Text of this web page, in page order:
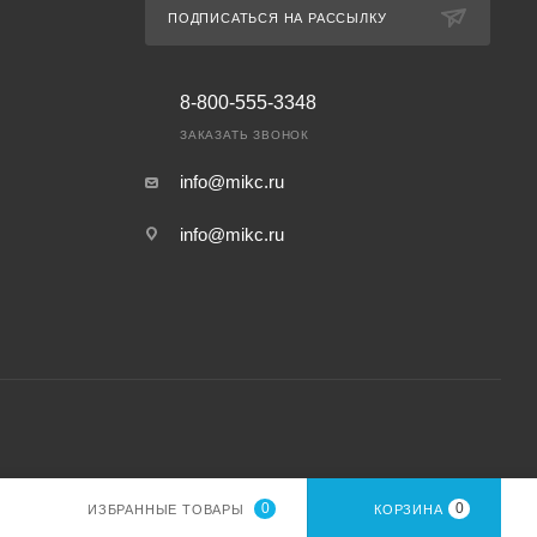
ПОДПИСАТЬСЯ НА РАССЫЛКУ
8-800-555-3348
ЗАКАЗАТЬ ЗВОНОК
info@mikc.ru
info@mikc.ru
ИЗБРАННЫЕ ТОВАРЫ 0 КОРЗИНА 0